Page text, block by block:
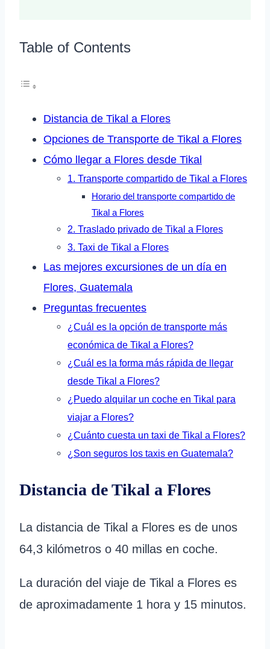
Table of Contents
Distancia de Tikal a Flores
Opciones de Transporte de Tikal a Flores
Cómo llegar a Flores desde Tikal
1. Transporte compartido de Tikal a Flores
Horario del transporte compartido de
Tikal a Flores
2. Traslado privado de Tikal a Flores
3. Taxi de Tikal a Flores
Las mejores excursiones de un día en
Flores, Guatemala
Preguntas frecuentes
¿Cuál es la opción de transporte más
económica de Tikal a Flores?
¿Cuál es la forma más rápida de llegar
desde Tikal a Flores?
¿Puedo alquilar un coche en Tikal para
viajar a Flores?
¿Cuánto cuesta un taxi de Tikal a Flores?
¿Son seguros los taxis en Guatemala?
Distancia de Tikal a Flores
La distancia de Tikal a Flores es de unos
64,3 kilómetros o 40 millas en coche.
La duración del viaje de Tikal a Flores es
de aproximadamente 1 hora y 15 minutos.